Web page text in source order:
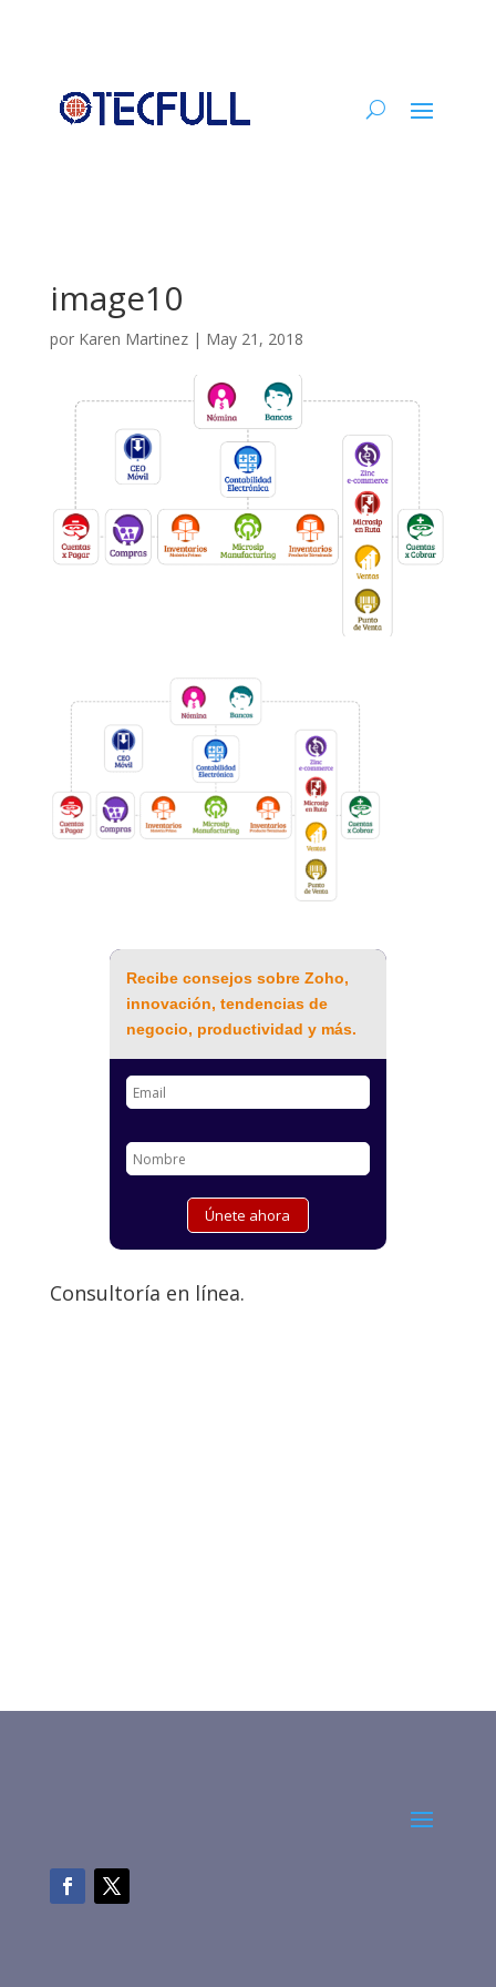
image10
por Karen Martinez| May 21, 2018
Recibe consejos sobre Zoho,
innovación, tendencias de
negocio, productividad y más.
Consultoría en línea.